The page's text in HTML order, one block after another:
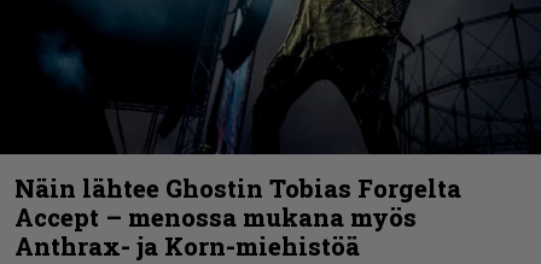
Näin lähtee Ghostin Tobias Forgelta
Accept – menossa mukana myös
Anthrax- ja Korn-miehistöä